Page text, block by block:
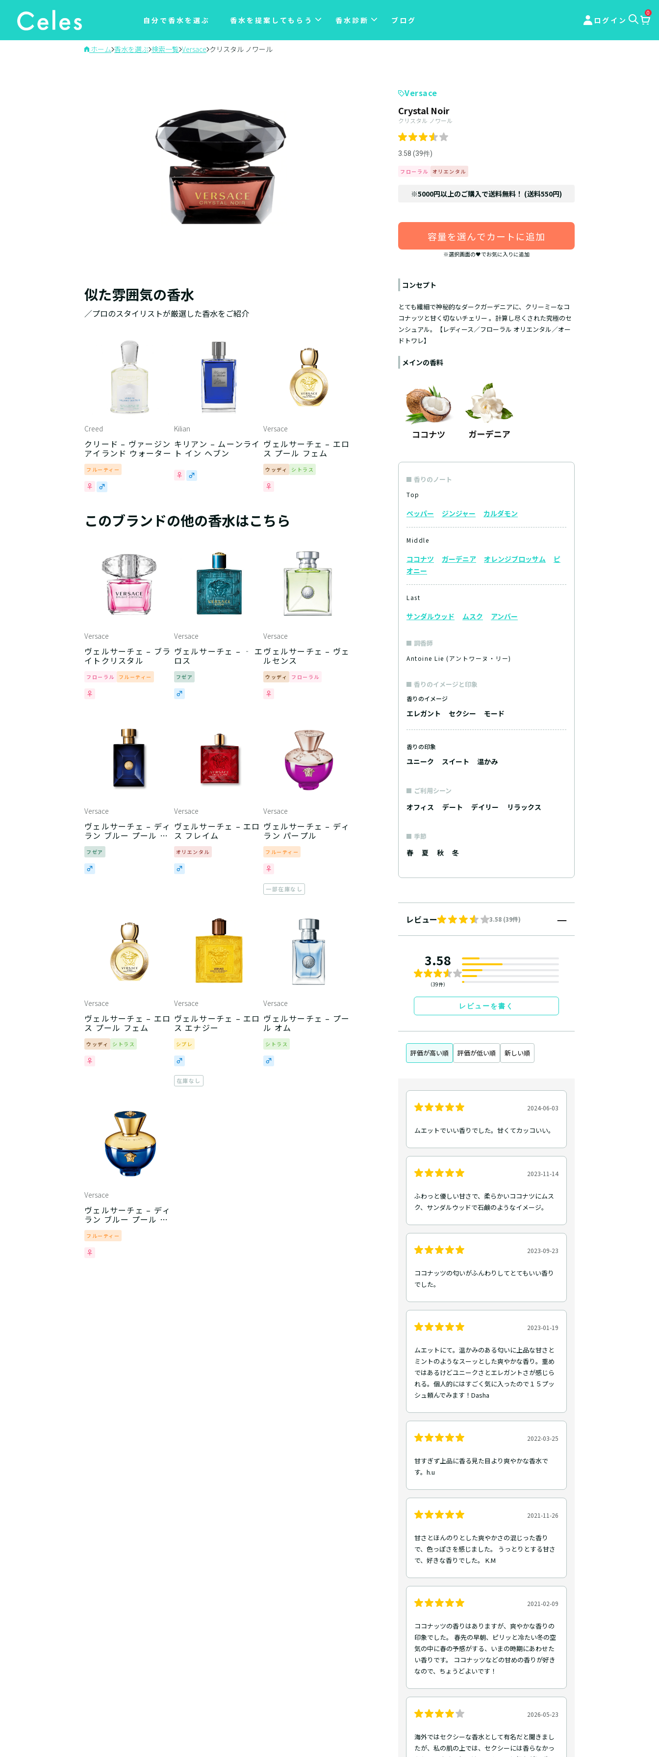
自分で香水を選ぶ 香水を提案してもらう 香水診断 ブログ ログイン
0
ホーム 香水を選ぶ 検索一覧 Versace クリスタル ノワール
Versace
Crystal Noir
クリスタル ノワール
3.58 (39件)
フローラル オリエンタル
※5000円以上のご購入で送料無料！ (送料550円)
容量を選んでカートに追加
※選択画面の🖤でお気に入りに追加
コンセプト
とても繊細で神秘的なダークガーデニアに、クリーミーなコ
コナッツと甘く切ないチェリー 。計算し尽くされた究極のセ
ンシュアル。【レディース／フローラル オリエンタル／オー
ドトワレ】
メインの香料
香りのノート
Top
ペッパー ジンジャー カルダモン
Middle
ココナツ ガーデニア オレンジブロッサム
ピ
オニー
Last
サンダルウッド ムスク アンバー
調香師
Antoine Lie (アントワーヌ・リー)
香りのイメージと印象
香りのイメージ
エレガント セクシー モード
香りの印象
ユニーク スイート 温かみ
ご利用シーン
オフィス デート デイリー リラックス
季節
春 夏 秋 冬
レビュー 3.58 (39件)
3.58
（39件）
レビューを書く
評価が高い順 評価が低い順 新しい順
2024-06-03
ムエットでいい香りでした。甘くてカッコいい。
2023-11-14
ふわっと優しい甘さで、柔らかいココナツにムス
ク、サンダルウッドで石鹸のようなイメージ。
2023-09-23
ココナッツの匂いがふんわりしてとてもいい香り
でした。
2023-01-19
ムエットにて。温かみのある匂いに上品な甘さと
ミントのようなスーッとした爽やかな香り。重め
ではあるけどユニークさとエレガントさが感じら
れる。個人的にはすごく気に入ったので１５プッ
シュ頼んでみます！Dasha
2022-03-25
甘すぎず上品に香る見た目より爽やかな香水で
す。h.u
2021-11-26
甘さとほんのりとした爽やかさの混じった香り
で、色っぽさを感じました。 うっとりとする甘さ
で、好きな香りでした。 K.M
2021-02-09
ココナッツの香りはありますが、爽やかな香りの
印象でした。 春先の早朝、ピリッと冷たい冬の空
気の中に春の予感がする、いまの時期にあわせた
い香りです。 ココナッツなどの甘めの香りが好き
なので、ちょうどよいです！
2026-05-23
海外ではセクシーな香水として有名だと聞きまし
たが、私の肌の上では、セクシーには香らなかっ
似た雰囲気の香水
／プロのスタイリストが厳選した香水をご紹介
Creed
クリード – ヴァージン
アイランド ウォーター
フルーティー
Kilian
キリアン – ムーンライ
ト イン ヘブン
Versace
ヴェルサーチェ – エロ
ス プール フェム
ウッディ シトラス
このブランドの他の香水はこちら
Versace
ヴェルサーチェ – ブラ
イトクリスタル
フローラル フルーティー
Versace
ヴェルサーチェ – ‐ エ
ロス
フゼア
Versace
ヴェルサーチェ – ヴェ
ルセンス
ウッディ フローラル
Versace
ヴェルサーチェ – ディ
ラン ブルー プール オ
ム
フゼア
Versace
ヴェルサーチェ – エロ
ス フレイム
オリエンタル
Versace
ヴェルサーチェ – ディ
ラン パープル
フルーティー
一部在庫なし
Versace
ヴェルサーチェ – エロ
ス プール フェム
ウッディ シトラス
Versace
ヴェルサーチェ – エロ
ス エナジー
シプレ
在庫なし
Versace
ヴェルサーチェ – プー
ル オム
シトラス
Versace
ヴェルサーチェ – ディ
ラン ブルー プール フ
ァム
フルーティー